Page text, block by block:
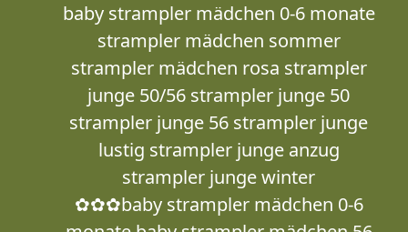
baby strampler mädchen 0-6 monate
strampler mädchen sommer
strampler mädchen rosa strampler
junge 50/56 strampler junge 50
strampler junge 56 strampler junge
lustig strampler junge anzug
strampler junge winter
✿✿✿baby strampler mädchen 0-6